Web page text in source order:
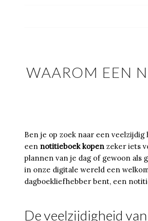
WAAROM EEN
Ben je op zoek naar een
een notitieboek kopen zeker iets
plannen van je dag of gewoon als
in onze digitale wereld een
dagboekliefhebber bent, een
De veelzijdigheid